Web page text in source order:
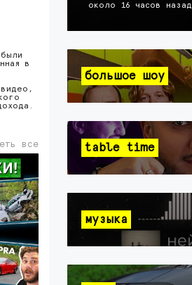
в
все
около 16 часов назад
большое шоу
table time
музыка